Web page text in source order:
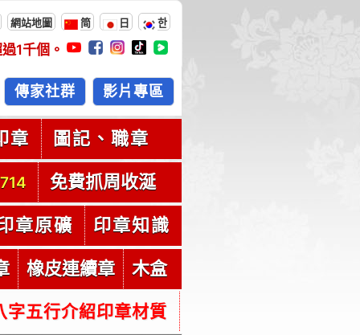
網站地圖 简 日 한
1千個。
傳家社群 影片專區
章 圖記、職章
免費抓周收涎
章原礦 印章知識
橡皮連續章 木盒
字五行介紹印章材質